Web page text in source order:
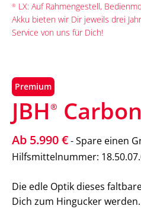
® LX: Auf Rahmengestell,
Akku bieten wir Dir jeweils drei
Service von uns für Dich!
Premium
JBH ®
Ab 5.990 €- Spare einen
Hilfsmittelnummer:
Die edle Optik dieses
Dich zum Hingucker